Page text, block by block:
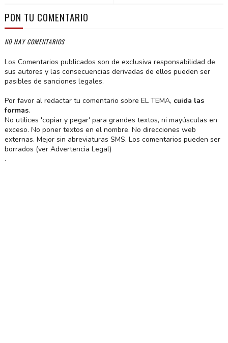
PON TU COMENTARIO
NO HAY COMENTARIOS
Los Comentarios publicados son de exclusiva responsabilidad de
sus autores y las consecuencias derivadas de ellos pueden ser
pasibles de sanciones legales.
Por favor al redactar tu comentario sobre EL TEMA, cuida las
formas.
No utilices 'copiar y pegar' para grandes textos, ni mayúsculas en
exceso. No poner textos en el nombre. No direcciones web
externas. Mejor sin abreviaturas SMS. Los comentarios pueden ser
borrados (ver Advertencia Legal)
.